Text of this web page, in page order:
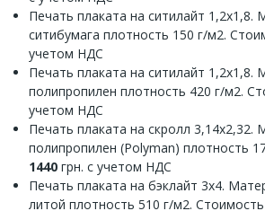
Печать плаката на ситилайт 1,2х1,8.
ситибумага плотность 150 г/м2.
учетом НДС
Печать плаката на ситилайт 1,2х1,8.
полипропилен плотность 420 г/м2.
учетом НДС
Печать плаката на скролл 3,14х2,32.
полипропилен (Polyman) плотность
1440 грн. с учетом НДС
Печать плаката на бэклайт 3х4.
литой плотность 510 г/м2. Стоимость